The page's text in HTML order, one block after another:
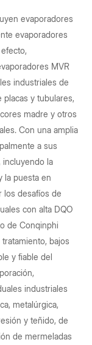
evaporadores
evaporadores
MVR
industriales de
y tubulares,
madre y otros
Con una amplia
a sus
incluyendo la
la puesta en
los desafíos de
con alta DQO
de Conqinphi
bajos
y fiable del
industriales
metalúrgica,
y teñido, de
de mermeladas